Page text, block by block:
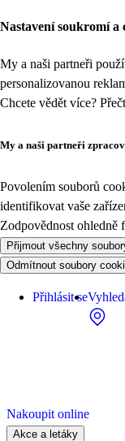
Nastavení soukromí a
My a naši partneři
personalizovanou
Chcete vědět více?
My a naši partneři
Povolením souborů
identifikovat vaše
Zodpovědnost ohledně
Přijmout všechny
Odmítnout soubory
Přihlásit se
Nakoupit online
Akce a letáky